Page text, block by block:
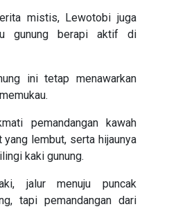
mistis, Lewotobi juga
gunung berapi aktif di
ini tetap menawarkan
pemandangan kawah
lembut, serta hijaunya
kaki gunung.
jalur menuju puncak
tapi pemandangan dari